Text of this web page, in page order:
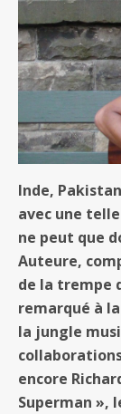
Inde,
avec une
ne peut que
Auteure,
de la trempe
remarqué à
la jungle
encore
Superman »,